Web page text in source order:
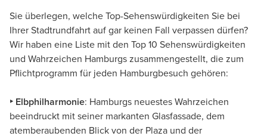
Sie überlegen, welche Top-Sehenswürdigkeiten Sie bei
Ihrer Stadtrundfahrt auf gar keinen Fall verpassen dürfen?
Wir haben eine Liste mit den Top 10 Sehenswürdigkeiten
und Wahrzeichen Hamburgs zusammengestellt, die zum
Pflichtprogramm für jeden Hamburgbesuch gehören:
‣ Elbphilharmonie: Hamburgs neuestes Wahrzeichen
beeindruckt mit seiner markanten Glasfassade, dem
atemberaubenden Blick von der Plaza und der